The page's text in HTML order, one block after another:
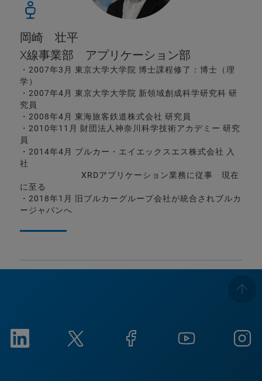
岡崎 壮平
X線事業部 アプリケーション部
・2007年3月 東京大学大学院 博士課程修了：博士（理
学）
・2007年4月 東京大学大学院 新領域創成科学研究科 研
究員
・2008年4月 東海旅客鉄道株式会社 研究員
・2010年11月 財団法人神奈川科学技術アカデミー 研究
員
・2014年4月 ブルカー・エイエックスエス株式会社 入
社
XRDアプリケーション業務に従事 現在
に至る
・2018年1月 旧ブルカーグループ会社が統合されブルカ
ージャパンへ